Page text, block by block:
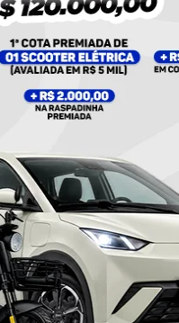
UMA PUBLICAÇÃO COMPARTILHADA POR PLANTÃO 24HORAS NEWS (@PLANTAO24HORASNEWS)
da Polícia Civil junto ao